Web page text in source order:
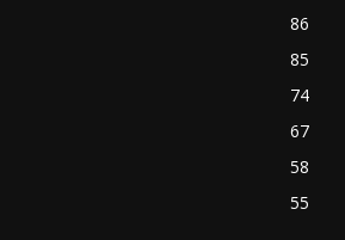
86
85
74
67
58
55